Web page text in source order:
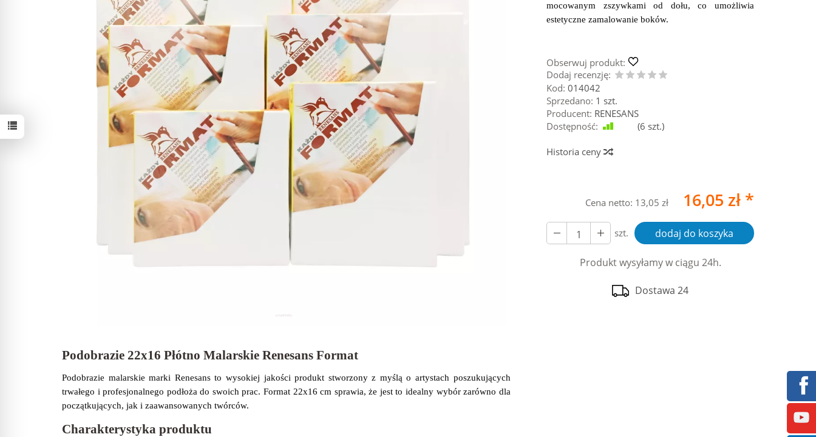
mocowanym zszywkami od dołu, co umożliwia
estetyczne zamalowanie boków.
Obserwuj produkt:
Dodaj recenzję:
Kod: 014042
Sprzedano: 1 szt.
Producent: RENESANS
Dostępność:
(6 szt.)
Historia ceny
Cena netto: 13,05 zł 16,05 zł *
szt. dodaj do koszyka
Produkt wysyłamy w ciągu 24h.
Dostawa 24
Podobrazie 22x16 Płótno Malarskie Renesans Format
Podobrazie malarskie marki Renesans to wysokiej jakości produkt stworzony z myślą o artystach poszukujących
trwałego i profesjonalnego podłoża do swoich prac. Format 22x16 cm sprawia, że jest to idealny wybór zarówno dla
początkujących, jak i zaawansowanych twórców.
Charakterystyka produktu